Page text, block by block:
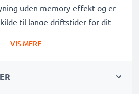
uden memory-effekt og er
til lange driftstider for dit
BH2433, 2430,BH2420,
VIS MERE